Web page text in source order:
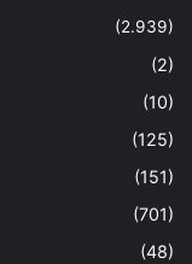
(2.939)
(2)
(10)
(125)
(151)
(701)
(48)